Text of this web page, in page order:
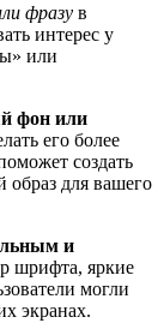
фразу в
интерес у
или
фон или
его более
создать
для вашего
и
шрифта, яркие
могли
экранах.